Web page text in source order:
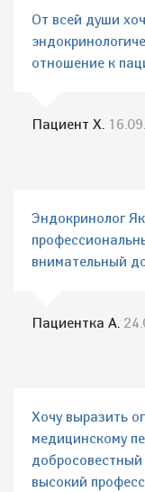
От всей души
отношение к
Пациент Х.
Эндокринолог
внимательный
Пациентка А.
Хочу выразить
медицинскому
высокий